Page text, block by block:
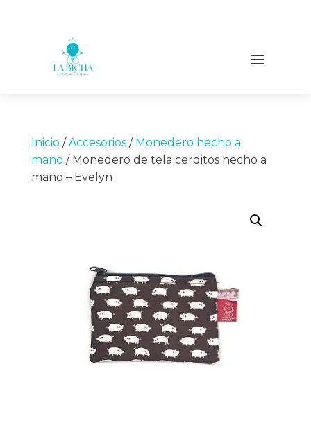
Inicio / Accesorios/ Monedero hecho a
mano / Monedero de tela cerditos hecho a
mano – Evelyn